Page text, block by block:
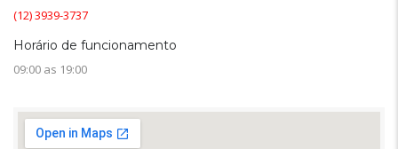
(12) 3939-3737
Horário de funcionamento
09:00 as 19:00